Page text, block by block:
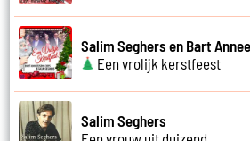
Salim Seghers en Bart
Een vrolijk kerstfeest
Salim Seghers